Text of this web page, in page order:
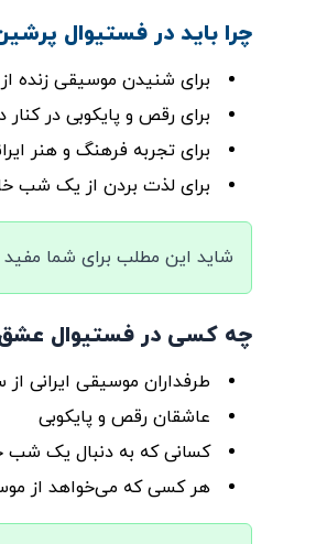
چرا باید در فستیوال
برای شنیدن موسیقی زنده
برای رقص و پایکوبی در
برای تجربه فرهنگ و هنر
برای لذت بردن از یک شب
شاید این مطلب برای شما مفید
چه کسی در فستیوال عشق
طرفداران موسیقی ایرانی
عاشقان رقص و پایکوبی
کسانی که به دنبال یک شب
هر کسی که می‌خواهد از